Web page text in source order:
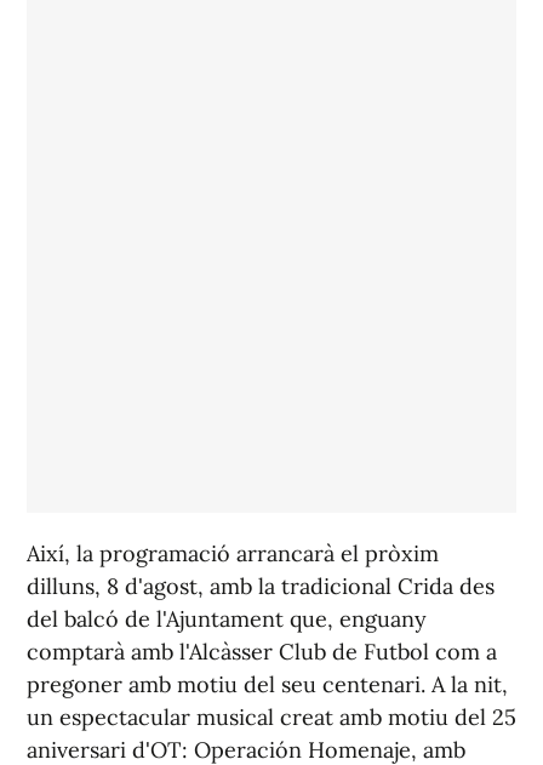
Així, la programació arrancarà el pròxim
dilluns, 8 d'agost, amb la tradicional Crida des
del balcó de l'Ajuntament que, enguany
comptarà amb l'Alcàsser Club de Futbol com a
pregoner amb motiu del seu centenari. A la nit,
un espectacular musical creat amb motiu del 25
aniversari d'OT: Operación Homenaje, amb